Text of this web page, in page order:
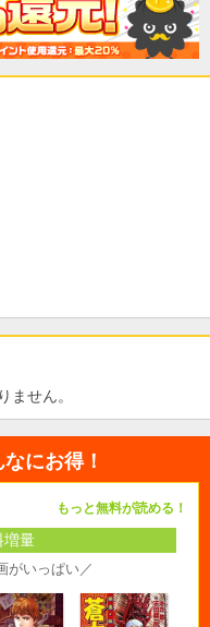
ません。
なにお得！
もっと無料が読める！
増量
がいっぱい／